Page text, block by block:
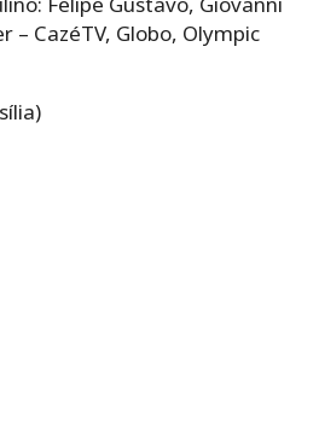
– CazéTV, Globo, Olympic